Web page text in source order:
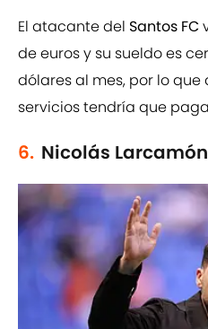
El atacante del Santos FC
de euros y su sueldo es
dólares al mes, por lo que
servicios tendría que
6. Nicolás Larcamón